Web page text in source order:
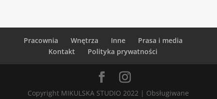
Pracownia Wnętrza Inne
Prasa i media
Kontakt
Polityka prywatności
Copyright MIKULSKA STUDIO 2022 | Obsługiwane